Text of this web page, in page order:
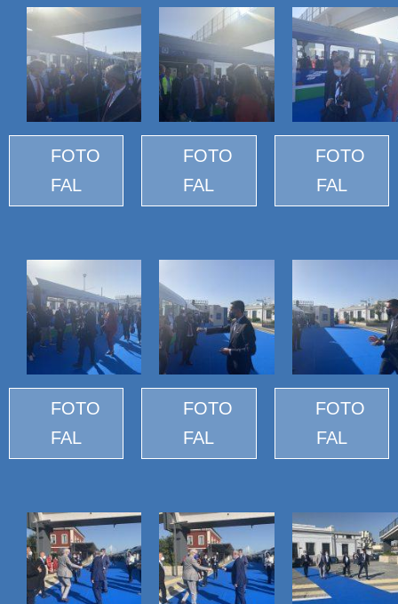
FOTO
FAL
FOTO
FAL
FOTO
FAL
FOTO
FAL
FOTO
FAL
FOTO
FAL